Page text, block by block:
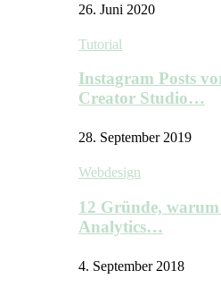
26. Juni 2020
Tutorial
Instagram Posts
Creator Studio…
28. September 2019
Webdesign
12 Gründe,
Analytics…
4. September 2018